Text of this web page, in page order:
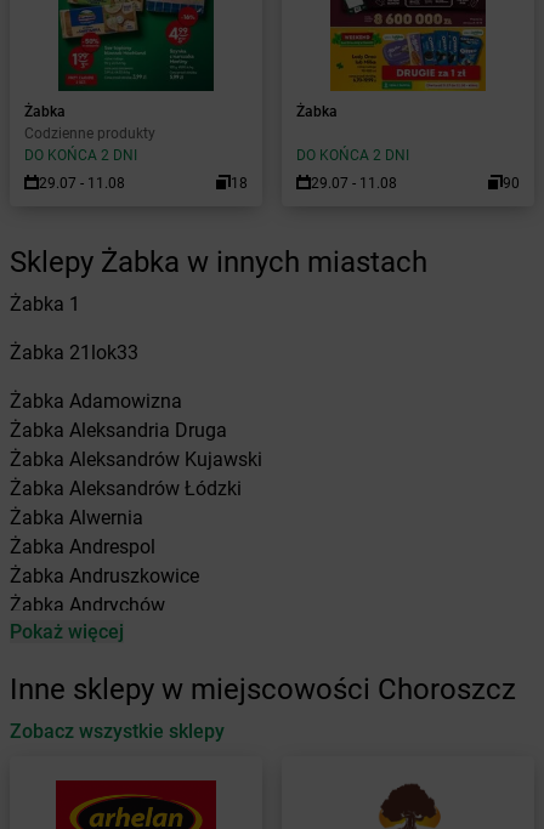
Żabka
Codzienne produkty
DO KOŃCA 2 DNI
29.07 - 11.08
18
Żabka
DO KOŃCA 2 DNI
29.07 - 11.08
90
Sklepy Żabka w innych miastach
Żabka 1
Żabka 21lok33
Żabka Adamowizna
Żabka Aleksandria Druga
Żabka Aleksandrów Kujawski
Żabka Aleksandrów Łódzki
Żabka Alwernia
Żabka Andrespol
Żabka Andruszkowice
Żabka Andrychów
Żabka Antonie
Żabka Automat
Żabka Babica
Babimost
Pokaż więcej
Inne sklepy w miejscowości Choroszcz
Zobacz wszystkie sklepy